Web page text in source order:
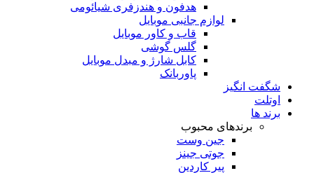
هدفون و هندزفری شیائومی
لوازم جانبی موبایل
قاب و کاور موبایل
گلس گوشی
کابل شارژ و مبدل موبایل
پاوربانک
شگفت انگیز
اوتلت
برند ها
برندهای محبوب
جین وست
جوتی جینز
پیر کاردین